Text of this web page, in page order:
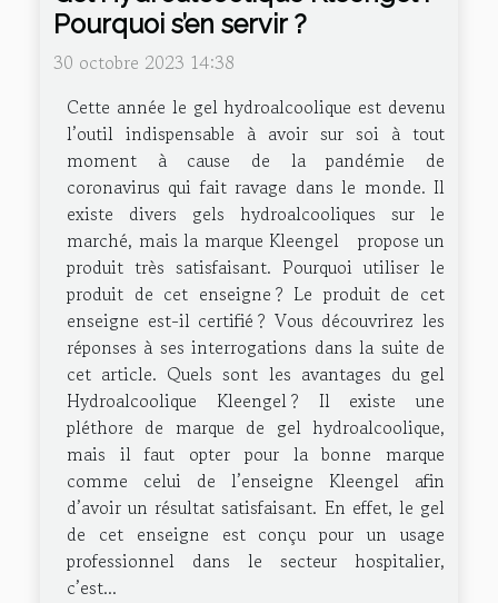
Pourquoi s’en servir ?
30 octobre 2023 14:38
Cette année le gel hydroalcoolique est devenu
l’outil indispensable à avoir sur soi à tout
moment à cause de la pandémie de
coronavirus qui fait ravage dans le monde. Il
existe divers gels hydroalcooliques sur le
marché, mais la marque Kleengel propose un
produit très satisfaisant. Pourquoi utiliser le
produit de cet enseigne ? Le produit de cet
enseigne est-il certifié ? Vous découvrirez les
réponses à ses interrogations dans la suite de
cet article. Quels sont les avantages du gel
Hydroalcoolique Kleengel ? Il existe une
pléthore de marque de gel hydroalcoolique,
mais il faut opter pour la bonne marque
comme celui de l’enseigne Kleengel afin
d’avoir un résultat satisfaisant. En effet, le gel
de cet enseigne est conçu pour un usage
professionnel dans le secteur hospitalier,
c’est...